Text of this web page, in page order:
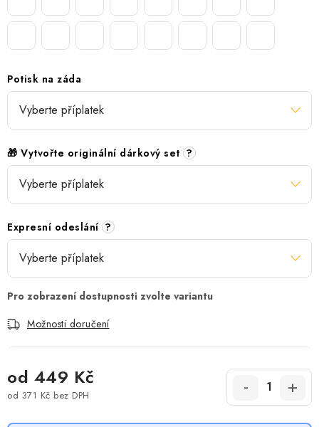
Potisk na záda
🎁 Vytvořte originální dárkový set ?
Expresní odeslání ?
Možnosti doručení
od 449 Kč
od 371 Kč bez DPH